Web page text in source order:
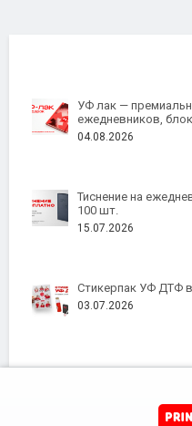
УФ лак —
ежедневников,
04.08.2026
Тиснение на
100 шт.
15.07.2026
Стикерпак УФ ДТФ
03.07.2026